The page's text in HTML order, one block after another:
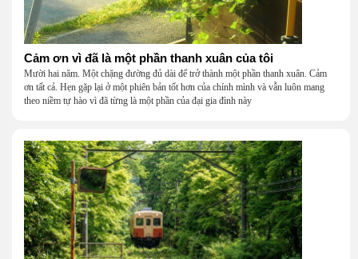
Cảm ơn vì đã là một phần thanh xuân của tôi
Mười hai năm. Một chặng đường đủ dài để trở thành một phần thanh xuân. Cảm
ơn tất cả. Hẹn gặp lại ở một phiên bản tốt hơn của chính mình và vẫn luôn mang
theo niềm tự hào vì đã từng là một phần của đại gia đình này